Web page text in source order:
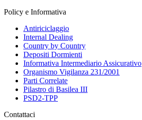
Policy e Informativa
Antiriciclaggio
Internal Dealing
Country by Country
Depositi Dormienti
Informativa Intermediario Assicurativo
Organismo Vigilanza 231/2001
Parti Correlate
Pilastro di Basilea III
PSD2-TPP
Contattaci